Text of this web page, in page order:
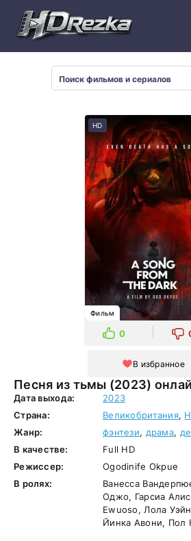
Песня из тьмы (2023)
HD
Фильм
0
В избранное
Дата выхода:
2023
Страна:
Великобритания,
Жанр:
фэнтези, драма,
В качестве:
Full HD
Режиссер:
Ogodinife Okpue
В ролях:
Ванесса
Оджо, Гарсиа
Ewuoso, Лола
Йинка Авони, Пол